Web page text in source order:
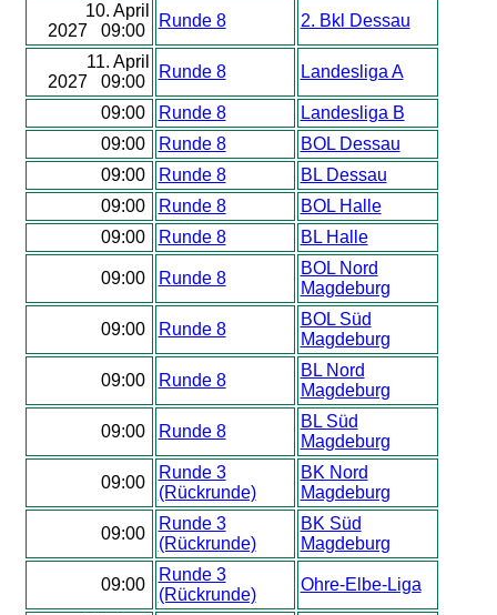
10. April
2027 09:00
Runde 8 2. Bkl Dessau
11. April
2027 09:00
Runde 8 Landesliga A
09:00 Runde 8
Landesliga B
09:00
Runde 8
BOL Dessau
09:00
Runde 8
BL Dessau
09:00
Runde 8
BOL Halle
09:00
Runde 8 BL Halle
09:00 Runde 8
BOL Nord
Magdeburg
09:00 Runde 8
BOL Süd
Magdeburg
09:00 Runde 8
BL Nord
Magdeburg
09:00 Runde 8
BL Süd
Magdeburg
09:00
Runde 3
(Rückrunde)
BK Nord
Magdeburg
09:00
Runde 3
(Rückrunde)
BK Süd
Magdeburg
09:00
Runde 3
(Rückrunde)
Ohre-Elbe-Liga